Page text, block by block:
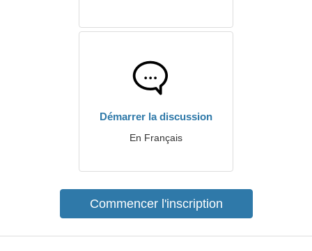
Démarrer la discussion
En Français
Commencer l'inscription